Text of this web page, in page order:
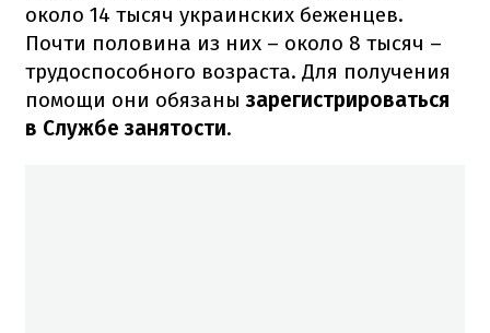
около 14 тысяч украинских беженцев.
Почти половина из них – около 8 тысяч –
трудоспособного возраста. Для получения
помощи они обязанызарегистрироваться
в Службе занятости.